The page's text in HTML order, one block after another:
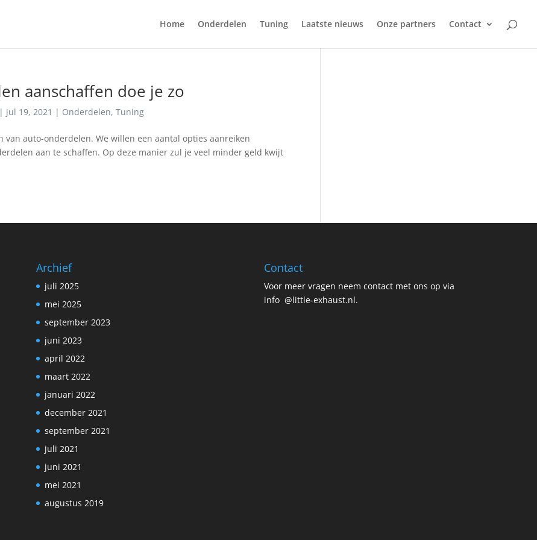
Home Onderdelen Tuning Laatste nieuws Onze partners Contact
aanschaffen doe je zo
| jul 19, 2021 | Onderdelen,Tuning
auto-onderdelen. We willen een aantal opties aanreiken
aan te schaffen. Op deze manier zul je veel minder geld kwijt
Archief
juli 2025
mei 2025
september 2023
juni 2023
april 2022
maart 2022
januari 2022
december 2021
september 2021
juli 2021
juni 2021
mei 2021
augustus 2019
Contact
Voor meer vragen neem contact met ons op via
info @little-exhaust.nl.